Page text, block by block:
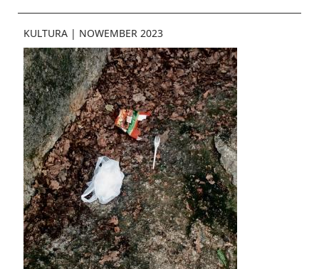
KULTURA | NOWEMBER 2023